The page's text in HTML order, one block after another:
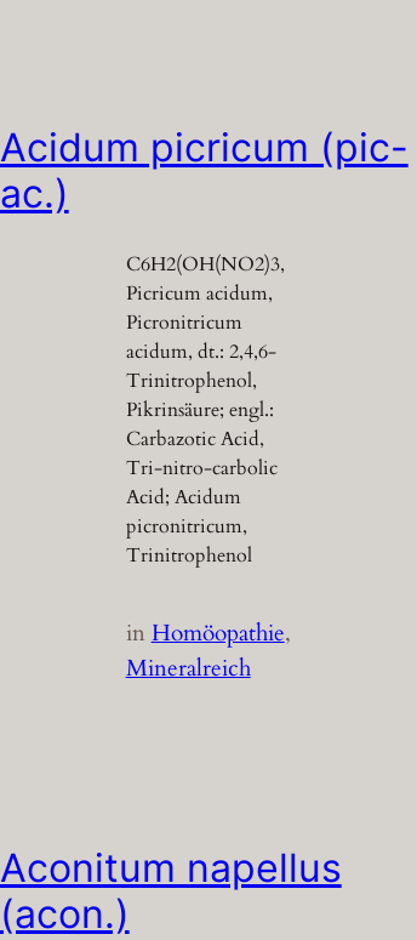
Acidum picricum (pic-
ac.)
C6H2(OH(NO2)3,
Picricum acidum,
Picronitricum
acidum, dt.: 2,4,6-
Trinitrophenol,
Pikrinsäure; engl.:
Carbazotic Acid,
Tri-nitro-carbolic
Acid; Acidum
picronitricum,
Trinitrophenol
inHomöopathie
Mineralreich
Aconitum napellus
(acon.)